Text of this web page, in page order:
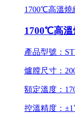
1700℃高溫燒
1700℃高溫
產品型號：
爐膛尺寸：
額定溫度：
控溫精度：